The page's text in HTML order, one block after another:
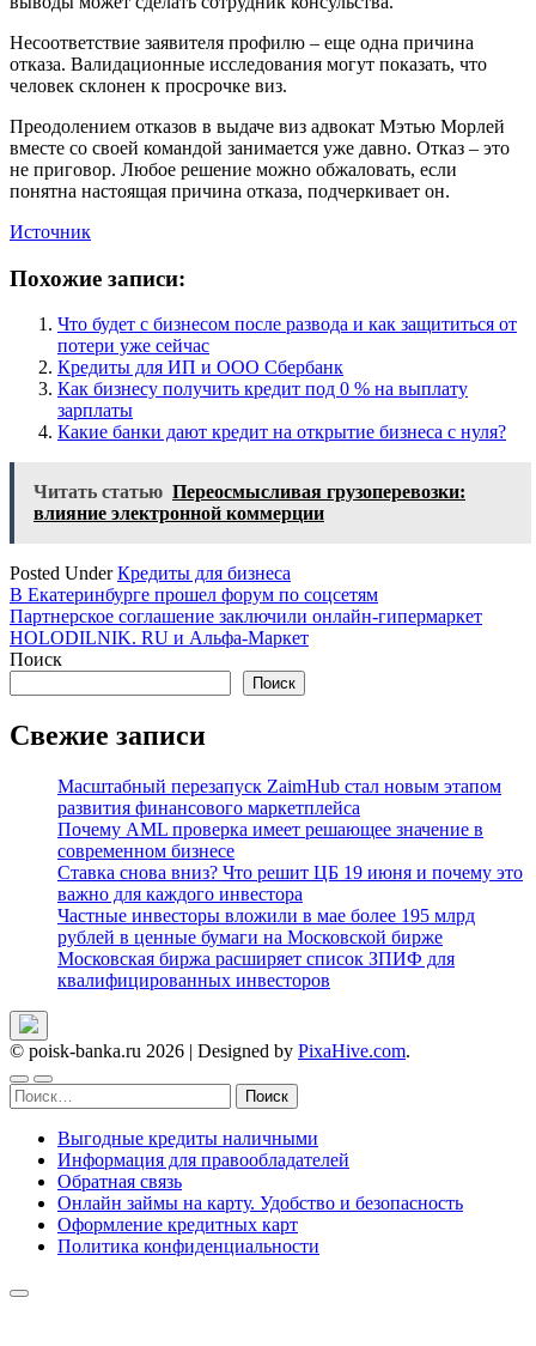
Несоответствие заявителя профилю – еще одна причина
отказа. Валидационные исследования могут показать, что
человек склонен к просрочке виз.
Преодолением отказов в выдаче виз адвокат Мэтью Морлей
вместе со своей командой занимается уже давно. Отказ – это
не приговор. Любое решение можно обжаловать, если
понятна настоящая причина отказа, подчеркивает он.
Источник
Похожие записи:
Что будет с бизнесом после развода и как защититься от
потери уже сейчас
Кредиты для ИП и ООО Сбербанк
Как бизнесу получить кредит под 0 % на выплату
зарплаты
Какие банки дают кредит на открытие бизнеса с нуля?
Читать статью Переосмысливая грузоперевозки:
влияние электронной коммерции
Posted UnderКредиты для бизнеса
Навигация
по
записям
В Екатеринбурге прошел форум по соцсетям
Партнерское соглашение заключили онлайн-гипермаркет
HOLODILNIK. RU и Альфа-Маркет
Поиск
Поиск
Свежие записи
Масштабный перезапуск ZaimHub стал новым этапом
развития финансового маркетплейса
Почему AML проверка имеет решающее значение в
современном бизнесе
Ставка снова вниз? Что решит ЦБ 19 июня и почему это
важно для каждого инвестора
Частные инвесторы вложили в мае более 195 млрд
рублей в ценные бумаги на Московской бирже
Московская биржа расширяет список ЗПИФ для
квалифицированных инвесторов
© poisk-banka.ru 2026 | Designed by PixaHive.com.
Найти:
Выгодные кредиты наличными
Информация для правообладателей
Обратная связь
Онлайн займы на карту. Удобство и безопасность
Оформление кредитных карт
Политика конфиденциальности